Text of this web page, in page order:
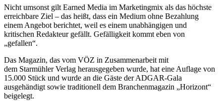
Nicht umsonst gilt Earned Media im Marketingmix als das höchste
erreichbare Ziel – das heißt, dass ein Medium ohne Bezahlung
einem Angebot berichtet, weil es einem unabhängigen und
kritischen Redakteur gefällt. Gefälligkeit kommt eben von
„gefallen“.
Das Magazin, das vom VÖZ in Zusammenarbeit mit
dem Starmühler Verlag herausgegeben wurde, hat eine Auflage von
15.000 Stück und wurde an die Gäste der ADGAR-Gala
ausgehändigt sowie traditionell dem Branchenmagazin „Horizont“
beigelegt.